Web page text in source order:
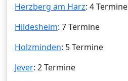
Herzberg am Harz: 4 Termine
Hildesheim: 7 Termine
Holzminden: 5 Termine
Jever: 2 Termine